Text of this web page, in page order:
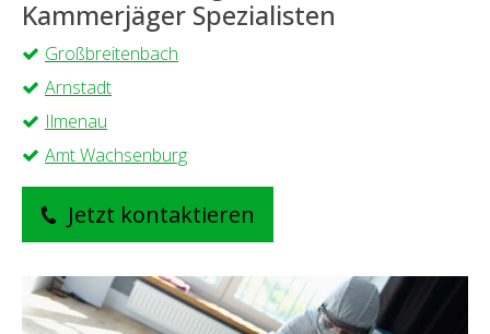
Kammerjäger Spezialisten
Großbreitenbach
Arnstadt
Ilmenau
Amt Wachsenburg
Jetzt kontaktieren